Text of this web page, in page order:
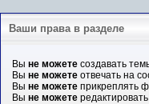
Ваши права в разделе
Вы не можетесоздавать
Вы не можетеотвечать на
Вы не можетеприкреплять
Вы не можете